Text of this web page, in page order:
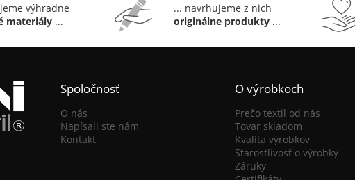
Spoločnosť
O nás
Napísali ste nám
Kontakt
O výrobkoch
Prečo textil od nás
Tovar skladom
Kvalita výrobkov
Starostlivosť o výrobky
Záruky
výhradne
materiály ...
... navrhujeme z nich
originálne produkty...